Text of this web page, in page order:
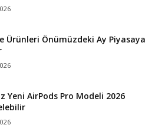
Ürünleri Önümüzdeki Ay Piyasaya
Yeni AirPods Pro Modeli 2026